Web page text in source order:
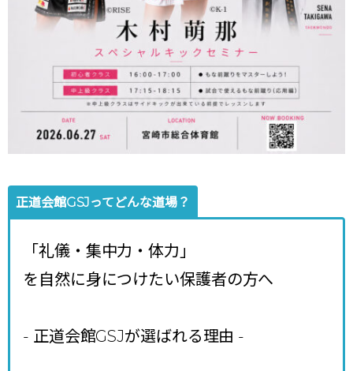
正道会館GSJってどんな道場？
「礼儀・集中力・体力」
を自然に身につけたい保護者の方へ
- 正道会館GSJが選ばれる理由 -